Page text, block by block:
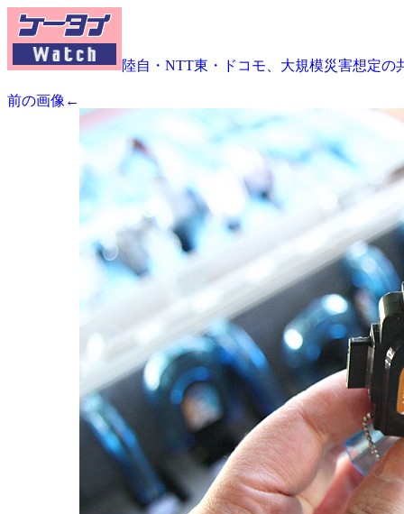
陸自・NTT東・ドコモ、大規模災害想定の
前の画像←